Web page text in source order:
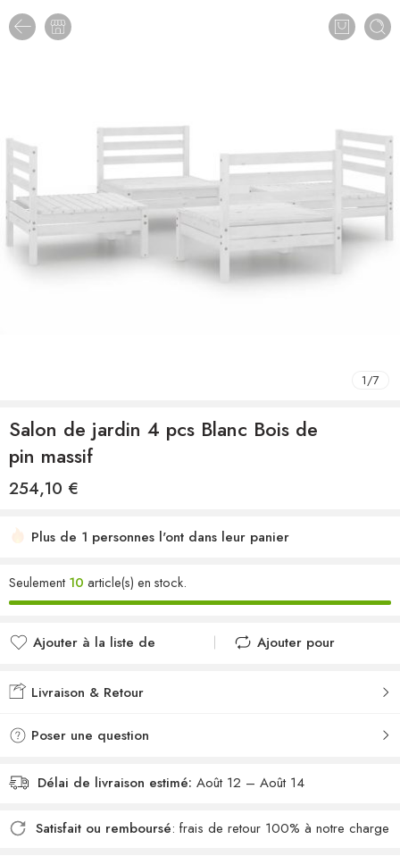
1/7
Salon de jardin 4 pcs Blanc Bois de
pin massif
254,10 €
Plus de 1 personnes l'ont dans leur panier
Seulement 10 article(s) en stock.
Ajouter à la liste de
Ajouté à la liste de
Ajouter pour
Livraison & Retour
Poser une question
Délai de livraison estimé: Août 12 – Août 14
Satisfait ou remboursé: frais de retour 100% à notre charge